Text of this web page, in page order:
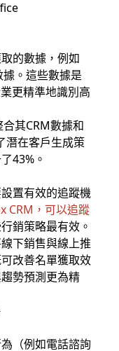
的數據，例如
。這些數據是
更精準地識別高
其CRM數據和
潛在客戶生成策
43%。
置有效的追蹤機
CRM，可以追蹤
銷策略最有效 。
下銷售與線上推
改善名單獲取效
勢預測更為精
（例如電話諮詢